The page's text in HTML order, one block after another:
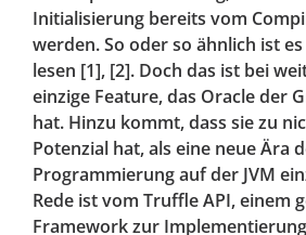
Initialisierung bereits vom
werden. So oder so ähnlich ist
lesen [1], [2]. Doch das ist bei
einzige Feature, das Oracle der
hat. Hinzu kommt, dass sie zu
Potenzial hat, als eine neue Ära
Programmierung auf der JVM
Rede ist vom Truffle API, einem
Framework zur